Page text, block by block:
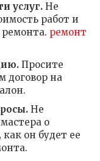
услуг. Не
работ и
ремонта. ремонт
Просите
договор на
Не
о
он будет ее